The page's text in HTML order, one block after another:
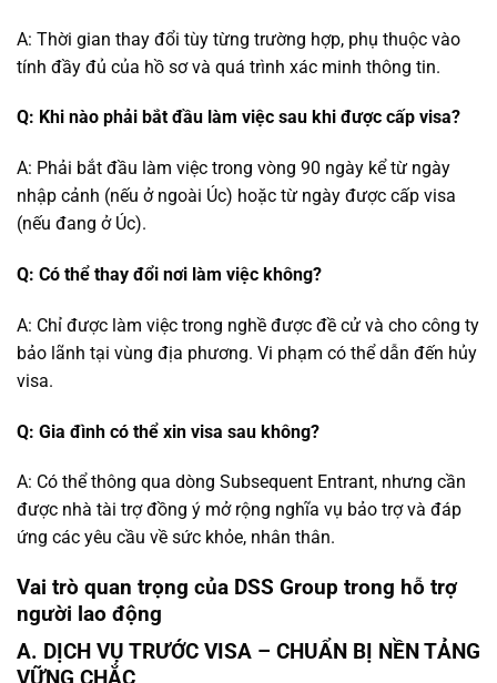
A: Thời gian thay đổi tùy từng trường hợp, phụ thuộc vào
tính đầy đủ của hồ sơ và quá trình xác minh thông tin.
Q: Khi nào phải bắt đầu làm việc sau khi được cấp visa?
A: Phải bắt đầu làm việc trong vòng 90 ngày kể từ ngày
nhập cảnh (nếu ở ngoài Úc) hoặc từ ngày được cấp visa
(nếu đang ở Úc).
Q: Có thể thay đổi nơi làm việc không?
A: Chỉ được làm việc trong nghề được đề cử và cho công ty
bảo lãnh tại vùng địa phương. Vi phạm có thể dẫn đến hủy
visa.
Q: Gia đình có thể xin visa sau không?
A: Có thể thông qua dòng Subsequent Entrant, nhưng cần
được nhà tài trợ đồng ý mở rộng nghĩa vụ bảo trợ và đáp
ứng các yêu cầu về sức khỏe, nhân thân.
Vai trò quan trọng của DSS Group trong hỗ trợ
người lao động
A. DỊCH VỤ TRƯỚC VISA – CHUẨN BỊ NỀN TẢNG
VỮNG CHẮC